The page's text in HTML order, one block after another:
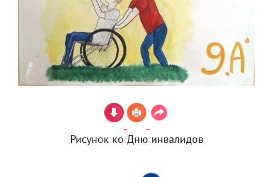
Рисунок ко Дню инвалидов